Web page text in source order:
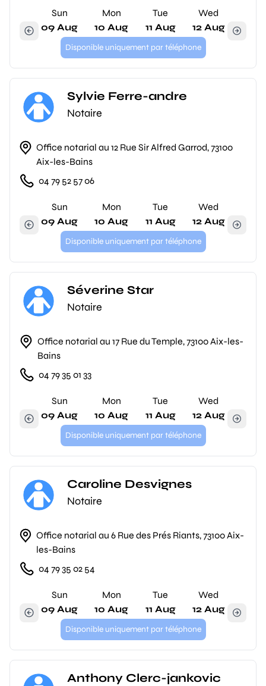
Sun
09 Aug
Mon
10 Aug
Tue
11 Aug
Wed
12 Aug
Disponible uniquement par téléphone
Sylvie Ferre-andre
Notaire
Office notarial au 12 Rue Sir Alfred Garrod, 73100
Aix-les-Bains
04 79 52 57 06
Sun
09 Aug
Mon
10 Aug
Tue
11 Aug
Wed
12 Aug
Disponible uniquement par téléphone
Séverine Star
Notaire
Office notarial au 17 Rue du Temple, 73100 Aix-les-
Bains
04 79 35 01 33
Sun
09 Aug
Mon
10 Aug
Tue
11 Aug
Wed
12 Aug
Disponible uniquement par téléphone
Caroline Desvignes
Notaire
Office notarial au 6 Rue des Prés Riants, 73100 Aix-
les-Bains
04 79 35 02 54
Sun
09 Aug
Mon
10 Aug
Tue
11 Aug
Wed
12 Aug
Disponible uniquement par téléphone
Anthony Clerc-jankovic